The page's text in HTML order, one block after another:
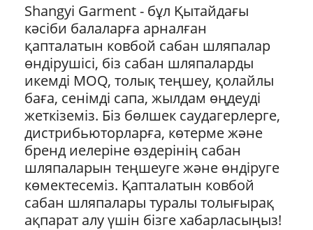
Shangyi Garment - бұл Қытайдағы
кәсіби балаларға арналған
қапталатын ковбой сабан шляпалар
өндірушісі, біз сабан шляпаларды
икемді MOQ, толық теңшеу, қолайлы
баға, сенімді сапа, жылдам өңдеуді
жеткіземіз. Біз бөлшек саудагерлерге,
дистрибьюторларға, көтерме және
бренд иелеріне өздерінің сабан
шляпаларын теңшеуге және өндіруге
көмектесеміз. Қапталатын ковбой
сабан шляпалары туралы толығырақ
ақпарат алу үшін бізге хабарласыңыз!